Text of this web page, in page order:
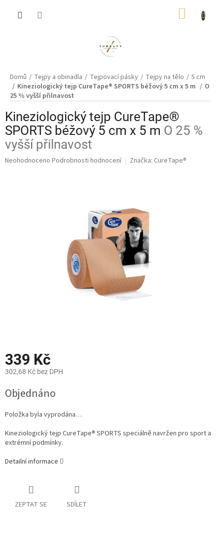
Domů Tejpy a obinadla Tejpovací pásky Tejpy na tělo
5 cm
Kineziologický tejp CureTape® SPORTS béžový 5 cm x 5 m
O
25 % vyšší přilnavost
Kineziologický tejp CureTape®
SPORTS béžový 5 cm x 5 m O 25 %
vyšší přilnavost
Průměrné
Neohodnoceno Podrobnosti hodnocení Značka: CureTape®
339 Kč
302,68 Kč bez DPH
cena:
Objednáno
Položka byla vyprodána…
Kineziologický tejp CureTape® SPORTS speciálně navržen pro sport a
extrémní podmínky.
Detailní informace
ZEPTAT SE SDÍLET